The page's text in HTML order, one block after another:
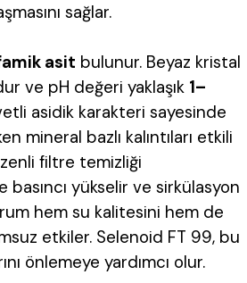
sağlar.
asit bulunur. Beyaz kristal
ve pH değeri yaklaşık 1–
asidik karakteri sayesinde
mineral bazlı kalıntıları etkili
filtre temizliği
basıncı yükselir ve sirkülasyon
hem su kalitesini hem de
etkiler. Selenoid FT 99, bu
önlemeye yardımcı olur.